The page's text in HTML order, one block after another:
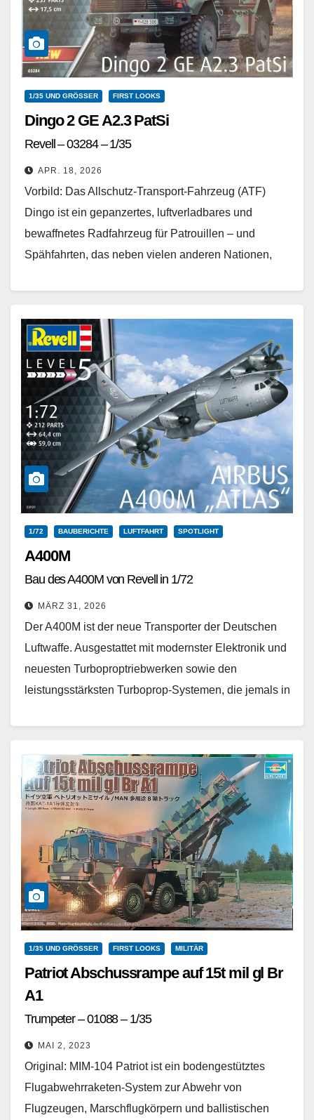
1/35 UND GRÖSSER FIRST LOOKS
Dingo 2 GE A2.3 PatSi
Revell – 03284 – 1/35
APR. 18, 2026
Vorbild: Das Allschutz-Transport-Fahrzeug (ATF)
Dingo ist ein gepanzertes, luftverladbares und
bewaffnetes Radfahrzeug für Patrouillen – und
Spähfahrten, das neben vielen anderen Nationen,
Weiterlesen
1/72 BAUBERICHTE LUFTFAHRT SPOTLIGHT
A400M
Bau des A400M von Revell in 1/72
MÄRZ 31, 2026
Der A400M ist der neue Transporter der Deutschen
Luftwaffe. Ausgestattet mit modernster Elektronik und
neuesten Turboproptriebwerken sowie den
leistungsstärksten Turboprop-Systemen, die jemals in
Weiterlesen
1/35 UND GRÖSSER FIRST LOOKS MILITÄR
Patriot Abschussrampe auf 15t mil gl Br
A1
Trumpeter – 01088 – 1/35
MAI 2, 2023
Original: MIM-104 Patriot ist ein bodengestütztes
Flugabwehrraketen-System zur Abwehr von
Flugzeugen, Marschflugkörpern und ballistischen